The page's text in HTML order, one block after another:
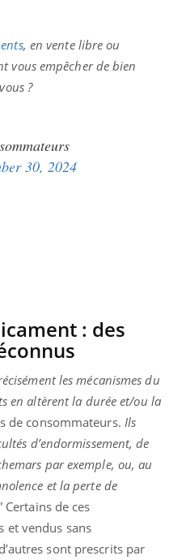
, en vente libre ou
vous empêcher de bien
?
30, 2024
: des
les mécanismes du
en altèrent la durée et/ou la
de consommateurs. Ils
d’endormissement, de
par exemple, ou, au
et la perte de
Certains de ces
et vendus sans
sont prescrits par